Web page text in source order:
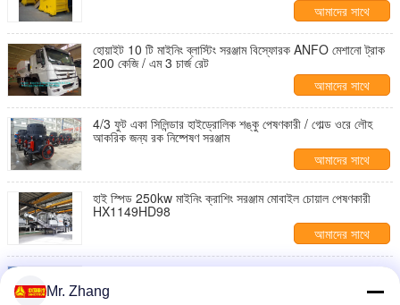
আমাদের সাথে
যোগাযোগ করুন
হোয়াইট 10 টি মাইনিং ব্লাস্টিং সরঞ্জাম বিস্ফোরক ANFO মেশানো ট্রাক
200 কেজি / এম 3 চার্জ রেট
আমাদের সাথে
যোগাযোগ করুন
4/3 ফুট একা সিলিন্ডার হাইড্রোলিক শঙ্কু পেষণকারী / গোল্ড ওরে লৌহ
আকরিক জন্য রক নিষ্পেষণ সরঞ্জাম
আমাদের সাথে
যোগাযোগ করুন
হাই স্পিড 250kw মাইনিং ক্রাশিং সরঞ্জাম মোবাইল চোয়াল পেষণকারী
HX1149HD98
আমাদের সাথে
যোগাযোগ করুন
টেকসই মাইনিং নিষ্পেষণ সরঞ্জাম 15T সাইট মিশ্রিত এবং চার্জিং এফো ট্রাক
BCLH / BCRH / BCZH
Mr. Zhang